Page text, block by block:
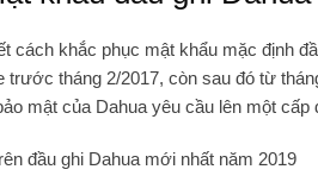
cách khắc phục mật khẩu mặc định
trước tháng 2/2017, còn sau đó từ
mật của Dahua yêu cầu lên một
đầu ghi Dahua mới nhất năm 2019